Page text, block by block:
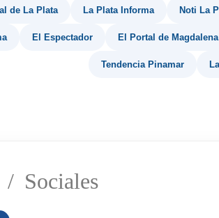
de La Plata La Plata Informa Noti La
El Espectador El Portal de Magdalena
Tendencia Pinamar
/ Sociales